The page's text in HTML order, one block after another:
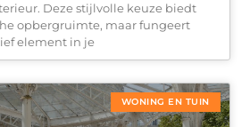
Deze stijlvolle keuze biedt
opbergruimte, maar fungeert
element in je
WONING EN TUIN